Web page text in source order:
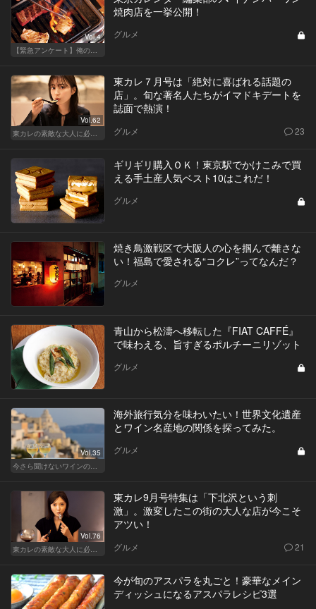
Vol.4
【緊急アンケート】俺の！私の！ベスト焼肉店
焼肉店を一挙公開！
グルメ
Vol.62
東カレの素敵な大人に必要なこと
東カレ７月号は「絶対に喜ばれる話題の
店」。旬な著名人たちがイマドキデートを
誌面で熱演！
グルメ 23
ギリギリ購入ＯＫ！東京駅でかけこみで買
える手土産人気ベスト10はこれだ！
グルメ
焼き鳥激戦区で大阪人の心を掴んで離さな
い！福島で愛される“コクレ”ってなんだ？
グルメ
青山から松濤へ移転した『FIAT CAFFÉ』
で味わえる、旨すぎるポルチーニリゾット
グルメ
Vol.35
海外旅行気分を味わいたい！世界文化遺産
とワイン名産地の関係を探ってみた。
グルメ
Vol.76
東カレ9月号特集は「下北沢という刺
激」。激変したこの街の大人な店が今こそ
アツい！
グルメ 21
今が旬のアスパラを丸ごと！豪華なメイン
ディッシュになるアスパラレシピ3選